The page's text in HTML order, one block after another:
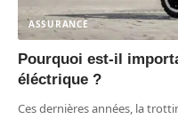
ASSURANCE
Pourquoi est-il
éléctrique ?
Ces dernières années, la